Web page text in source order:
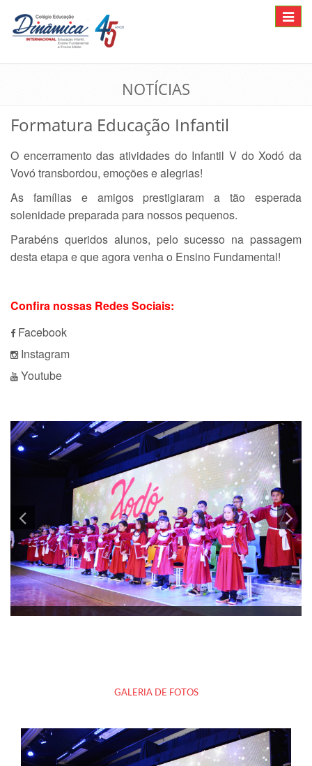
Toggle
NOTÍCIAS
Formatura Educação Infantil
O encerramento das atividades do Infantil V do Xodó da
Vovó transbordou, emoções e alegrias!
As famílias e amigos prestigiaram a tão esperada
solenidade preparada para nossos pequenos.
Parabéns queridos alunos, pelo sucesso na passagem
desta etapa e que agora venha o Ensino Fundamental!
Confira nossas Redes Sociais:
Facebook
Instagram
Youtube
GALERIA DE FOTOS